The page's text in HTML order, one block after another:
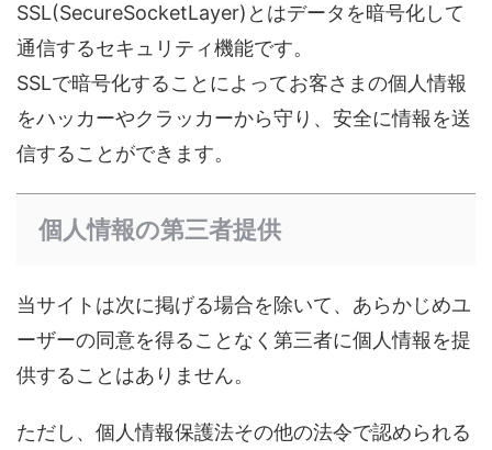
SSL(SecureSocketLayer)とはデータを暗号化して
通信するセキュリティ機能です。
SSLで暗号化することによってお客さまの個人情報
をハッカーやクラッカーから守り、安全に情報を送
信することができます。
個人情報の第三者提供
当サイトは次に掲げる場合を除いて、あらかじめユ
ーザーの同意を得ることなく第三者に個人情報を提
供することはありません。
ただし、個人情報保護法その他の法令で認められる